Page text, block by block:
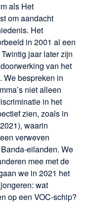
als Het
om aandacht
Het
in 2001 al een
Twintig jaar later zijn
van het
We bespreken in
niet alleen
in het
zien, zoals in
waarin
verweven
eilanden. We
mee met de
we in 2021 het
wat
op een VOC-schip?